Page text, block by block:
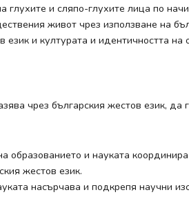
глухите и сляпо-глухите лица по
живот чрез използване на
и културата и идентичността
чрез българския жестов език, да
образованието и науката
жестов език.
насърчава и подкрепя научни